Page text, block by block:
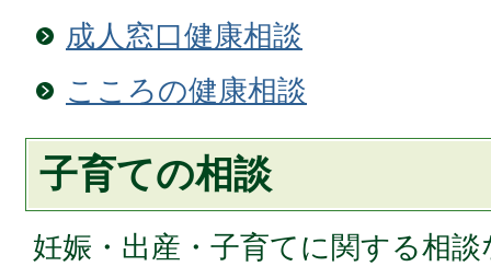
成人窓口健康相談
こころの健康相談
子育ての相談
妊娠・出産・子育てに関する相